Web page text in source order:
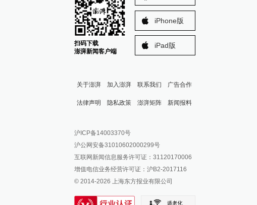
扫码下载
澎湃新闻客户端
iPhone版
iPad版
关于澎湃 加入澎湃 联系我们 广告合作
法律声明 隐私政策 澎湃矩阵
澎湃新闻公众号
澎湃新闻抖音号
派生万物开放平台
IP SHANGHAI
SIXTH TONE
新闻报料
报料邮箱: news@thepaper.cn
沪ICP备14003370号
沪公网安备31010602000299号
互联网新闻信息服务许可证：31120170006
增值电信业务经营许可证：沪B2-2017116
© 2014-2026 上海东方报业有限公司